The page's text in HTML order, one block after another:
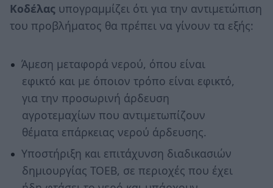
Κοδέλας υπογραμμίζει ότι για την αντιμετώπιση
του προβλήματος θα πρέπει να γίνουν τα εξής:
Άμεση μεταφορά νερού, όπου είναι
εφικτό και με όποιον τρόπο είναι εφικτό,
για την προσωρινή άρδευση
αγροτεμαχίων που αντιμετωπίζουν
θέματα επάρκειας νερού άρδευσης.
Υποστήριξη και επιτάχυνση διαδικασιών
δημιουργίας ΤΟΕΒ, σε περιοχές που έχει